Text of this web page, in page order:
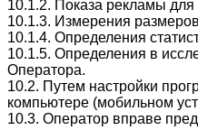
10.1.2. Показа рекламы для
10.1.3. Измерения
10.1.4. Определения
10.1.5. Определения в
Оператора.
10.2. Путем настройки
компьютере (мобильном
10.3. Оператор вправе